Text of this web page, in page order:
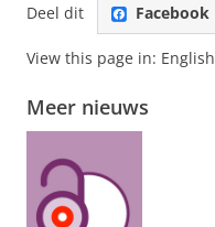
Deel dit Facebook
View this page in: English
Meer nieuws